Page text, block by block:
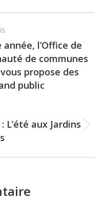
année, l’Office de
de communes
propose des
public
L’été aux Jardins